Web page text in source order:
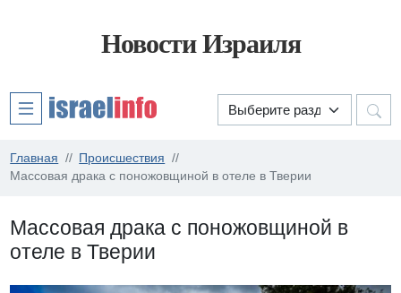
Новости Израиля
Главная
Происшествия
Массовая драка с поножовщиной в отеле в Тверии
Массовая драка с поножовщиной в
отеле в Тверии